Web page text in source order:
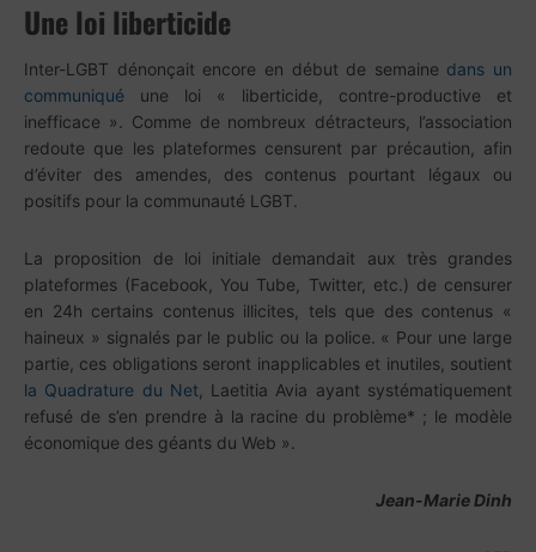
Une loi liberticide
Inter-LGBT dénonçait encore en début de semaine dans un
communiqué une loi « liberticide, contre-productive et
inefficace ». Comme de nombreux détracteurs, l’association
redoute que les plateformes censurent par précaution, afin
d’éviter des amendes, des contenus pourtant légaux ou
positifs pour la communauté LGBT.
La proposition de loi initiale demandait aux très grandes
plateformes (Facebook, You Tube, Twitter, etc.) de censurer
en 24h certains contenus illicites, tels que des contenus «
haineux » signalés par le public ou la police. « Pour une large
partie, ces obligations seront inapplicables et inutiles, soutient
la Quadrature du Net , Laetitia Avia ayant systématiquement
refusé de s’en prendre à la racine du problème* ; le modèle
économique des géants du Web ».
Jean-Marie Dinh